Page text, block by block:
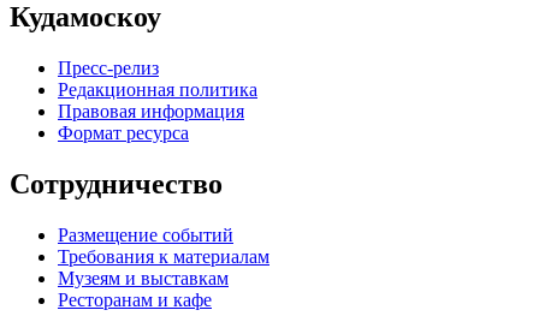
Кудамоскоу
Пресс-релиз
Редакционная политика
Правовая информация
Формат ресурса
Сотрудничество
Размещение событий
Требования к материалам
Музеям и выставкам
Ресторанам и кафе